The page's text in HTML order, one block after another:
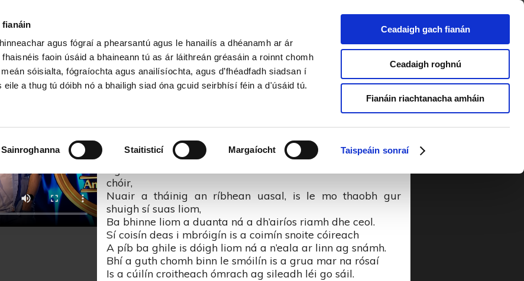
fianáin
agus fógraí a phearsantú agus le hanailís a dhéanamh ar ár
faoin úsáid a bhaineann tú as ár láithreán gréasáin a roinnt chomh
sóisialta, fógraíochta agus anailísíochta, agus d’fhéadfadh siadsan í
a thug tú dóibh nó a bhailigh siad óna gcuid seirbhísí féin a d'úsáid tú.
Sainroghanna Staitisticí Margaíocht Taispeáin sonraí
Ceadaigh gach fianán
Ceadaigh roghnú
Fianáin riachtanacha amháin
– Sean Nós na bhFear 2025
Aréir is mé go huaigneach ar mo luí ar mo leaba im shuan
dom
chóir,
Nuair a tháinig an ríbhean uasal, is le mo thaobh gur
shuigh sí suas liom,
Ba bhinne liom a duanta ná a dh’airíos riamh dhe ceol.
Sí coisín deas i mbróigín is a coimín snoite cóireach
A píb ba ghile is dóigh liom ná a n’eala ar linn ag snámh.
Bhí a guth chomh binn le smóilín is a grua mar na rósaí
Is a cúilín croitheach ómrach ag sileadh léi go sáil.